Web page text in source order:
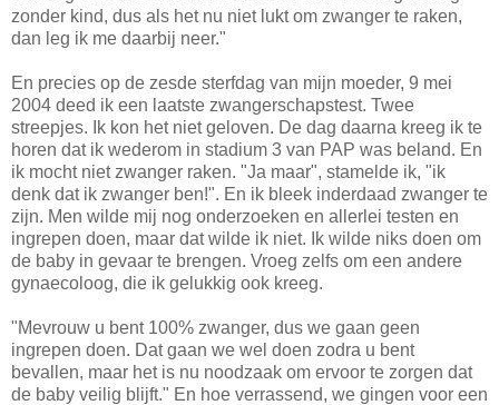
zonder kind, dus als het nu niet lukt om zwanger te raken,
dan leg ik me daarbij neer."
En precies op de zesde sterfdag van mijn moeder, 9 mei
2004 deed ik een laatste zwangerschapstest. Twee
streepjes. Ik kon het niet geloven. De dag daarna kreeg ik te
horen dat ik wederom in stadium 3 van PAP was beland. En
ik mocht niet zwanger raken. "Ja maar", stamelde ik, "ik
denk dat ik zwanger ben!". En ik bleek inderdaad zwanger te
zijn. Men wilde mij nog onderzoeken en allerlei testen en
ingrepen doen, maar dat wilde ik niet. Ik wilde niks doen om
de baby in gevaar te brengen. Vroeg zelfs om een andere
gynaecoloog, die ik gelukkig ook kreeg.
"Mevrouw u bent 100% zwanger, dus we gaan geen
ingrepen doen. Dat gaan we wel doen zodra u bent
bevallen, maar het is nu noodzaak om ervoor te zorgen dat
de baby veilig blijft." En hoe verrassend, we gingen voor een